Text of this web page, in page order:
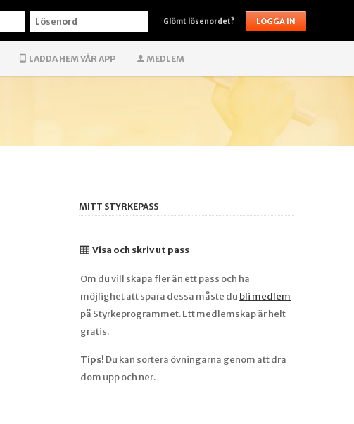
LÖSENORD Glömt lösenordet?
LADDA HEM VÅR APP MEDLEM
MITT STYRKEPASS
Visa och skriv ut pass
Om du vill skapa fler än ett pass och ha
möjlighet att spara dessa måste du bli medlem
på Styrkeprogrammet. Ett medlemskap är helt
gratis.
Tips! Du kan sortera övningarna genom att dra
dom upp och ner.